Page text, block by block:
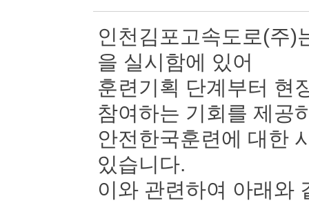
인천김포고속도로(주)
을 실시함에 있어
훈련기획 단계부터 현
참여하는 기회를 제공
안전한국훈련에 대한
있습니다.
이와 관련하여 아래와